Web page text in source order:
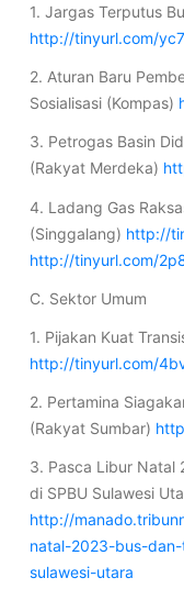
1. Jargas Terputus
http://tinyurl.com/
2. Aturan Baru
Sosialisasi (Kompas)
3. Petrogas Basin
(Rakyat Merdeka)
4. Ladang Gas
(Singgalang) http://
http://tinyurl.com/
C. Sektor Umum
1. Pijakan Kuat
http://tinyurl.com/
2. Pertamina
(Rakyat Sumbar)
3. Pasca Libur Natal
di SPBU Sulawesi
http://
natal-2023-bus-
sulawesi-utara